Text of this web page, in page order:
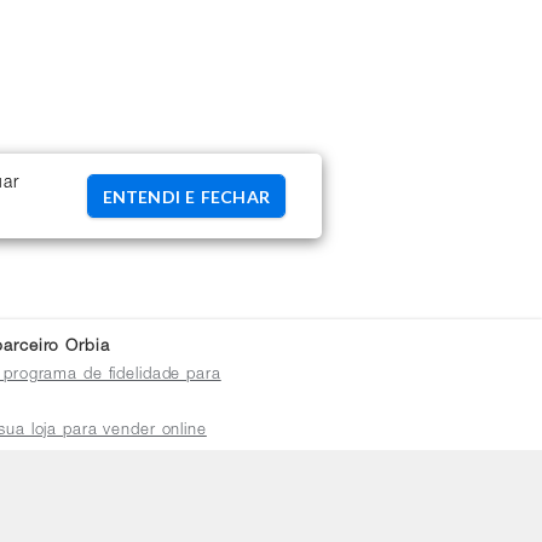
ENTENDI E FECHAR
Orbia
programa de fidelidade para
loja para vender online